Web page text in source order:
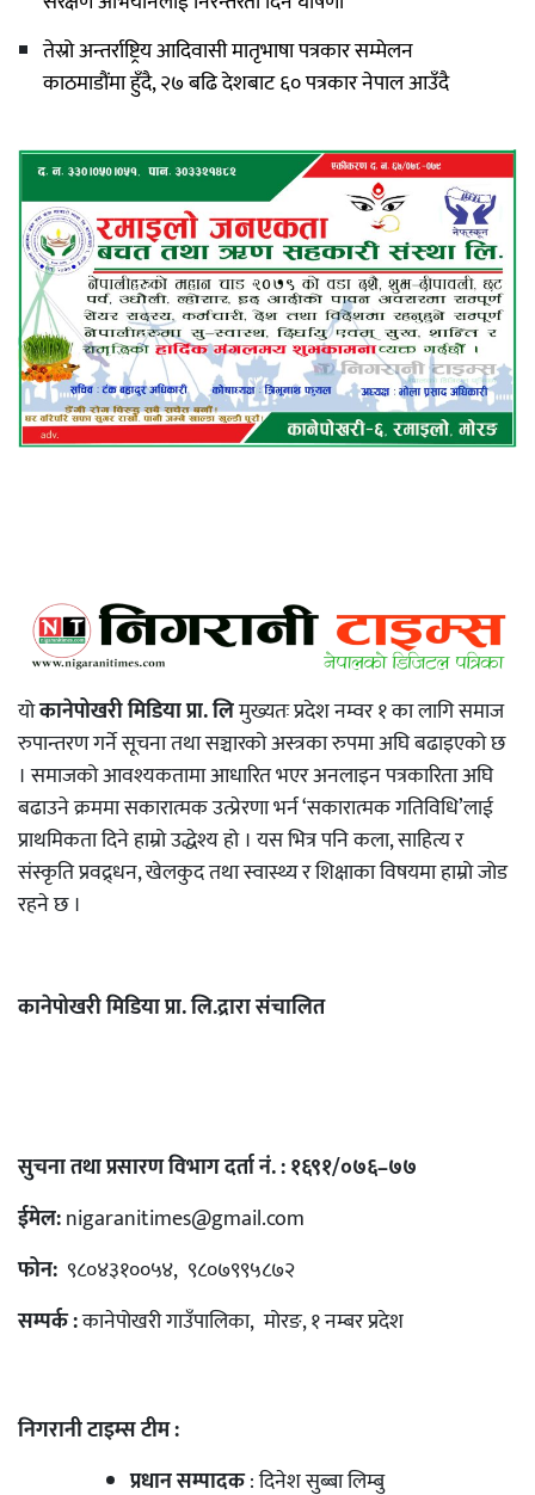
तेस्रो अन्तर्राष्ट्रिय आदिवासी मातृभाषा पत्रकार सम्मेलन
काठमाडौंमा हुँदै, २७ बढि देशबाट ६० पत्रकार नेपाल आउँदै
योकानेपोखरी मिडिया प्रा. लिमुख्यतः प्रदेश नम्वर १ का लागि समाज
रुपान्तरण गर्ने सूचना तथा सञ्चारको अस्त्रका रुपमा अघि बढाइएको छ
। समाजको आवश्यकतामा आधारित भएर अनलाइन पत्रकारिता अघि
बढाउने क्रममा सकारात्मक उत्प्रेरणा भर्न ‘सकारात्मक गतिविधि’लाई
प्राथमिकता दिने हाम्रो उद्धेश्य हो । यस भित्र पनि कला, साहित्य र
संस्कृति प्रवद्र्धन, खेलकुद तथा स्वास्थ्य र शिक्षाका विषयमा हाम्रो जोड
रहने छ ।
कानेपोखरी मिडिया प्रा. लि.द्रारा संचालित
सुचना तथा प्रसारण विभाग दर्ता नं. : १६९१/०७६–७७
ईमेल:nigaranitimes@gmail.com
फोन: ९८०४३१००५४, ९८०७९९५८७२
सम्पर्क :कानेपोखरी गाउँपालिका, मोरङ, १ नम्बर प्रदेश
निगरानी टाइम्स टीम :
प्रधान सम्पादक: दिनेश सुब्बा लिम्बु